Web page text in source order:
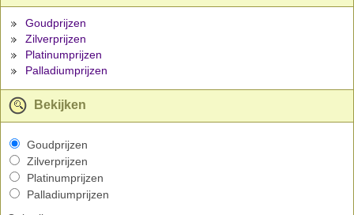
Goudprijzen
Zilverprijzen
Platinumprijzen
Palladiumprijzen
Bekijken
Goudprijzen
Zilverprijzen
Platinumprijzen
Palladiumprijzen